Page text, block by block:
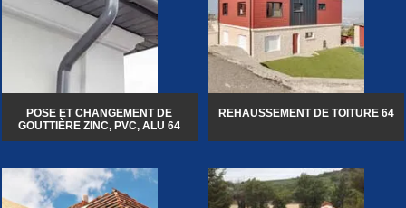
POSE ET CHANGEMENT DE
GOUTTIÈRE ZINC, PVC, ALU 64
REHAUSSEMENT DE TOITURE 64